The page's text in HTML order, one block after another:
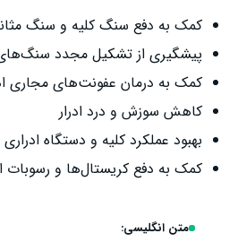
کمک به دفع سنگ کلیه و سنگ
پیشگیری از تشکیل مجدد سنگ‌های
کمک به درمان عفونت‌های مجاری
کاهش سوزش و درد ادرار
بهبود عملکرد کلیه و دستگاه ادراری
کمک به دفع کریستال‌ها و رسوبات
متن انگلیسی: